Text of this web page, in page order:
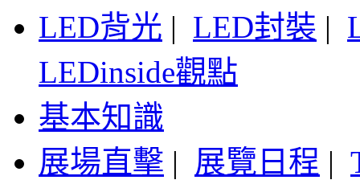
LED背光 | LED封裝 |
LEDinside觀點
基本知識
展場直擊 | 展覽日程 |